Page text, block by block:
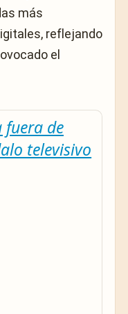
más
reflejando
el
fuera de
televisivo